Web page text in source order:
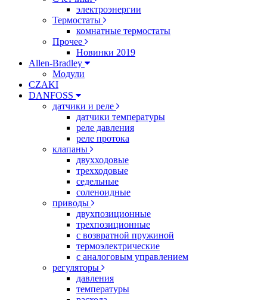
электроэнергии
Термостаты
комнатные термостаты
Прочее
Новинки 2019
Allen-Bradley
Модули
CZAKI
DANFOSS
датчики и реле
датчики температуры
реле давления
реле протока
клапаны
двухходовые
трехходовые
седельные
соленоидные
приводы
двухпозиционные
трехпозиционные
с возвратной пружиной
термоэлектрические
с аналоговым управлением
регуляторы
давления
температуры